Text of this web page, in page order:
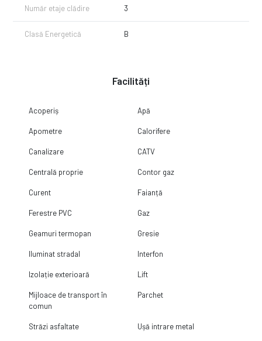
Număr etaje clădire 3
Clasă Energetică B
Facilități
Acoperiș Apă
Apometre Calorifere
Canalizare CATV
Centrală proprie Contor gaz
Curent Faianță
Ferestre PVC Gaz
Geamuri termopan Gresie
Iluminat stradal Interfon
Izolație exterioară Lift
Mijloace de transport în
comun
Parchet
Străzi asfaltate Ușă intrare metal